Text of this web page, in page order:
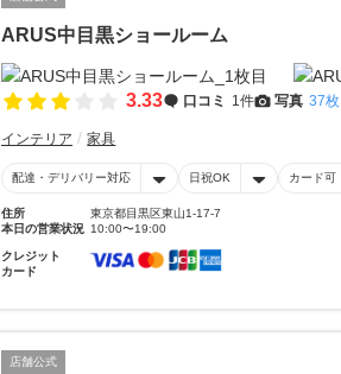
ARUS中目黒ショールーム
3.33 口コミ 1件 写真 37枚
インテリア 家具
配達・デリバリー対応 日祝OK カード可
住所
東京都目黒区東山1-17-7
本日の営業状況 10:00〜19:00
クレジット
カード
店舗公式